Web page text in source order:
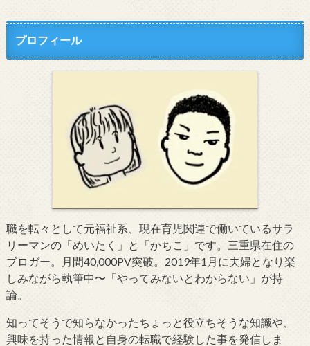
プロフィール
職を転々として元福祉系、現在育児関連で働いているサラ
リーマンの「めいたく」と「かちこ」です。三重県在住の
ブロガー。月間40,000PV突破。2019年1月に夫婦となり楽
しみながら執筆中〜「やってみないとわからない」が持
論。
知ってそうで知らなかったちょっと役立ちそうな知識や、
興味を持った情報と自身の転職で経験した事を発信しま